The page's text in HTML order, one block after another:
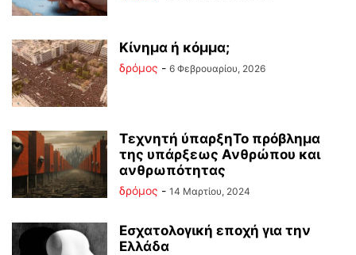
Κίνημα ή κόμμα;
δρόμος - 6 Φεβρουαρίου, 2026
Τεχνητή ύπαρξηΤο πρόβλημα
της υπάρξεως Ανθρώπου και
ανθρωπότητας
δρόμος - 14 Μαρτίου, 2024
Εσχατολογική εποχή για την
Ελλάδα